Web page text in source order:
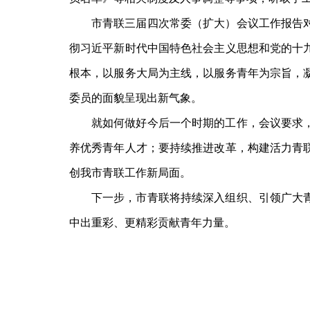
市青联三届四次常委（扩大）会议工作报
彻习近平新时代中国特色社会主义思想和党的
根本，以服务大局为主线，以服务青年为宗旨
委员的面貌呈现出新气象。
就如何做好今后一个时期的工作，会议要
养优秀青年人才；要持续推进改革，构建活力
创我市青联工作新局面。
下一步，市青联将持续深入组织、引领广
中出重彩、更精彩贡献青年力量。